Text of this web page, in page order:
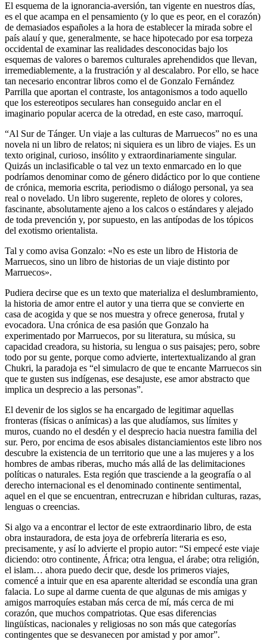
El esquema de la ignorancia-aversión, tan vigente en nuestros días,
es el que acampa en el pensamiento (y lo que es peor, en el corazón)
de demasiados españoles a la hora de establecer la mirada sobre el
país alauí y que, generalmente, se hace hipotecado por esa torpeza
occidental de examinar las realidades desconocidas bajo los
esquemas de valores o baremos culturales aprehendidos que llevan,
irremediablemente, a la frustración y al descalabro. Por ello, se hace
tan necesario encontrar libros como el de Gonzalo Fernández
Parrilla que aportan el contraste, los antagonismos a todo aquello
que los estereotipos seculares han conseguido anclar en el
imaginario popular acerca de la otredad, en este caso, marroquí.
“Al Sur de Tánger. Un viaje a las culturas de Marruecos” no es una
novela ni un libro de relatos; ni siquiera es un libro de viajes. Es un
texto original, curioso, insólito y extraordinariamente singular.
Quizás un inclasificable o tal vez un texto enmarcado en lo que
podríamos denominar como de género didáctico por lo que contiene
de crónica, memoria escrita, periodismo o diálogo personal, ya sea
real o novelado. Un libro sugerente, repleto de olores y colores,
fascinante, absolutamente ajeno a los calcos o estándares y alejado
de toda prevención y, por supuesto, en las antípodas de los tópicos
del exotismo orientalista.
Tal y como avisa Gonzalo: «No es este un libro de Historia de
Marruecos, sino un libro de historias de un viaje distinto por
Marruecos».
Pudiera decirse que es un texto que materializa el deslumbramiento,
la historia de amor entre el autor y una tierra que se convierte en
casa de acogida y que se nos muestra y ofrece generosa, frutal y
evocadora. Una crónica de esa pasión que Gonzalo ha
experimentado por Marruecos, por su literatura, su música, su
capacidad creadora, su historia, su lengua o sus paisajes; pero, sobre
todo por su gente, porque como advierte, intertextualizando al gran
Chukri, la paradoja es “el simulacro de que te encante Marruecos sin
que te gusten sus indígenas, ese desajuste, ese amor abstracto que
implica un desprecio a las personas”.
El devenir de los siglos se ha encargado de legitimar aquellas
fronteras (físicas o anímicas) a las que aludíamos, sus límites y
muros, cuando no el desdén y el desprecio hacia nuestra familia del
sur. Pero, por encima de esos abisales distanciamientos este libro nos
descubre la existencia de un territorio que une a las mujeres y a los
hombres de ambas riberas, mucho más allá de las delimitaciones
políticas o naturales. Esta región que trasciende a la geografía o al
derecho internacional es el denominado continente sentimental,
aquel en el que se encuentran, entrecruzan e hibridan culturas, razas,
lenguas o creencias.
Si algo va a encontrar el lector de este extraordinario libro, de esta
obra instauradora, de esta joya de orfebrería literaria es eso,
precisamente, y así lo advierte el propio autor: “Si empecé este viaje
diciendo: otro continente, África; otra lengua, el árabe; otra religión,
el islam… ahora puedo decir que, desde los primeros viajes,
comencé a intuir que en esa aparente alteridad se escondía una gran
falacia. Lo supe al darme cuenta de que algunas de mis amigas y
amigos marroquíes estaban más cerca de mí, más cerca de mi
corazón, que muchos compatriotas. Que esas diferencias
lingüísticas, nacionales y religiosas no son más que categorías
contingentes que se desvanecen por amistad y por amor”.